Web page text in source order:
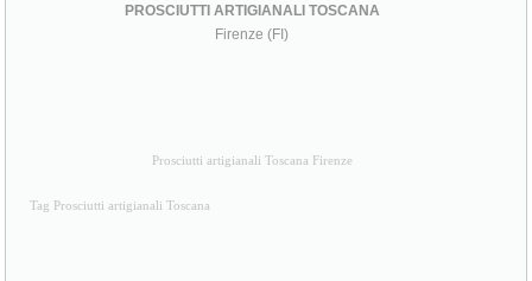
PROSCIUTTI ARTIGIANALI TOSCANA
Firenze (FI)
Prosciutti artigianali Toscana Firenze
Tag Prosciutti artigianali Toscana